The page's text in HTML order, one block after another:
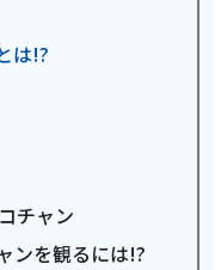
は!?
チャン
ンを観るには!?